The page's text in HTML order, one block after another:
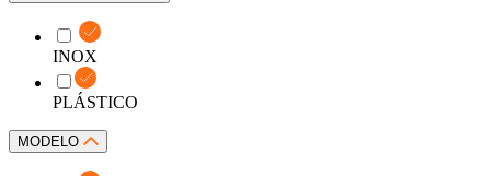
INOX
PLÁSTICO
MODELO